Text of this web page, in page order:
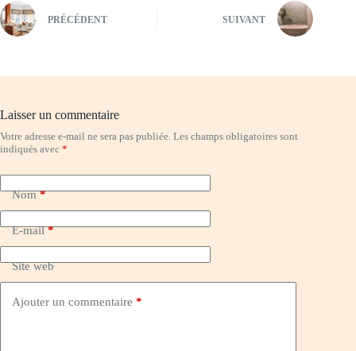
PRÉCÉDENT SUIVANT
Laisser un commentaire
Votre adresse e-mail ne sera pas publiée. Les champs obligatoires sont
indiqués avec *
Nom*
E-mail*
Site web
Ajouter un commentaire *